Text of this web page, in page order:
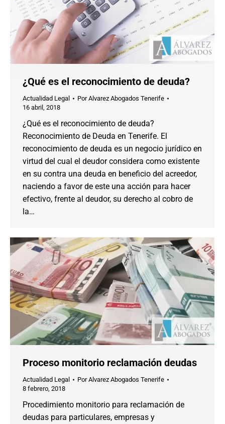
¿Qué es el reconocimiento de deuda?
Actualidad Legal PorAlvarez Abogados Tenerife
16 abril, 2018
¿Qué es el reconocimiento de deuda?
Reconocimiento de Deuda en Tenerife. El
reconocimiento de deuda es un negocio jurídico en
virtud del cual el deudor considera como existente
en su contra una deuda en beneficio del acreedor,
naciendo a favor de este una acción para hacer
efectivo, frente al deudor, su derecho al cobro de
la…
Proceso monitorio reclamación deudas
Actualidad Legal PorAlvarez Abogados Tenerife
8 febrero, 2018
Procedimiento monitorio para reclamación de
deudas para particulares, empresas y